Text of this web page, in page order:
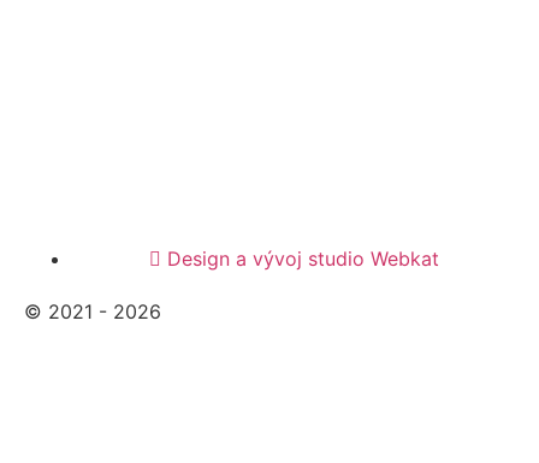
© 2021 - 2026
Design a vývoj studio Webkat